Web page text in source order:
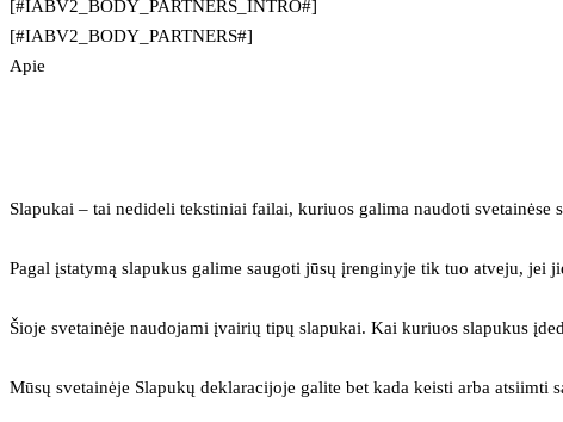
[#IABV2_BODY_PARTNERS_INTRO#]
[#IABV2_BODY_PARTNERS#]
Apie
Slapukai – tai nedideli tekstiniai failai, kuriuos galima naudoti svetainėse
Pagal įstatymą slapukus galime saugoti jūsų įrenginyje tik tuo atveju,
Šioje svetainėje naudojami įvairių tipų slapukai. Kai kuriuos slapukus
Mūsų svetainėje Slapukų deklaracijoje galite bet kada keisti arba atsiimti